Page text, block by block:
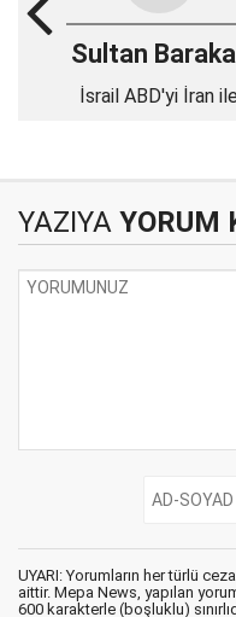
Sultan
İsrail ABD'yi İran ile
YAZIYA YORUM
UYARI: Yorumların her türlü
aittir. Mepa News, yapılan
600 karakterle (boşluklu)